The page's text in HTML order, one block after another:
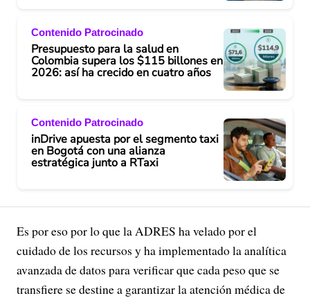
Contenido Patrocinado
Presupuesto para la salud en
Colombia supera los $115 billones en
2026: así ha crecido en cuatro años
Contenido Patrocinado
inDrive apuesta por el segmento taxi
en Bogotá con una alianza
estratégica junto a RTaxi
Es por eso por lo que la ADRES ha velado por el
cuidado de los recursos y ha implementado la analítica
avanzada de datos para verificar que cada peso que se
transfiere se destine a garantizar la atención médica de